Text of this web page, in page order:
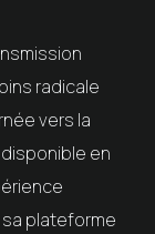
radicale
vers la
en
sa plateforme